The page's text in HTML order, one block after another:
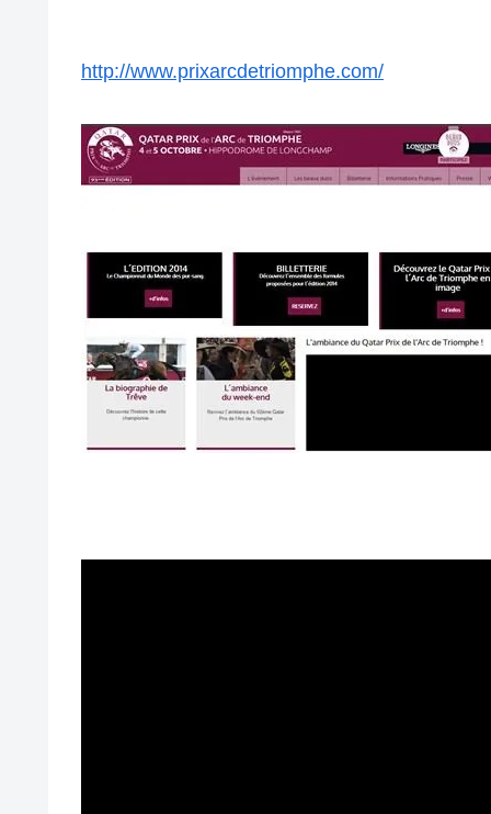
http://www.prixarcdetriomphe.com/